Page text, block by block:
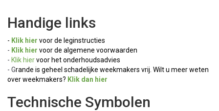
Handige links
- Klik hier voor de leginstructies
- Klik hier voor de algemene voorwaarden
- Klik hiervoor het onderhoudsadvies
- Grande is geheel schadelijke weekmakers vrij. Wilt u meer weten
over weekmakers? Klik dan hier
Technische Symbolen